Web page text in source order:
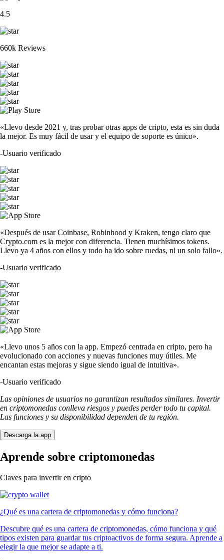
4.5
660k Reviews
«Llevo desde 2021 y, tras probar otras apps de cripto, esta es sin duda
la mejor. Es muy fácil de usar y el equipo de soporte es único».
-Usuario verificado
«Después de usar Coinbase, Robinhood y Kraken, tengo claro que
Crypto.com es la mejor con diferencia. Tienen muchísimos tokens.
Llevo ya 4 años con ellos y todo ha ido sobre ruedas, ni un solo fallo».
-Usuario verificado
«Llevo unos 5 años con la app. Empezó centrada en cripto, pero ha
evolucionado con acciones y nuevas funciones muy útiles. Me
encantan estas mejoras y sigue siendo igual de intuitiva».
-Usuario verificado
Las opiniones de usuarios no garantizan resultados similares. Invertir
en criptomonedas conlleva riesgos y puedes perder todo tu capital.
Las funciones y su disponibilidad dependen de tu región.
Descarga la app
Aprende sobre criptomonedas
Claves para invertir en cripto
¿Qué es una cartera de criptomonedas y cómo funciona?
Descubre qué es una cartera de criptomonedas, cómo funciona y qué
tipos existen para guardar tus criptoactivos de forma segura. Aprende a
elegir la que mejor se adapte a ti.